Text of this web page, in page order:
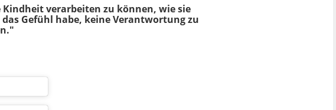
verarbeiten zu können, wie sie
Gefühl habe, keine Verantwortung zu